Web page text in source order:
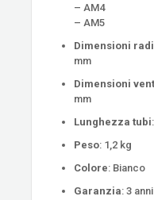
– AM4
– AM5
Dimensioni
mm
Dimensioni
mm
Lunghezza tubi
Peso: 1,2 kg
Colore: Bianco
Garanzia: 3 anni